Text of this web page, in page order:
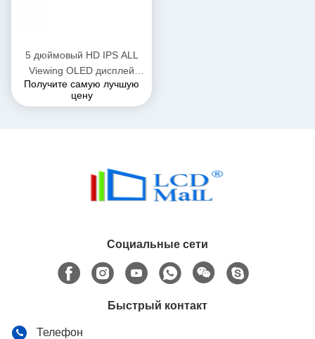
5 дюймовый HD IPS ALL
Viewing OLED дисплей
720*1280 разрешение
AMOLED LCD дисплей
Получите самую лучшую
цену
Социальные сети
Быстрый контакт
Телефон